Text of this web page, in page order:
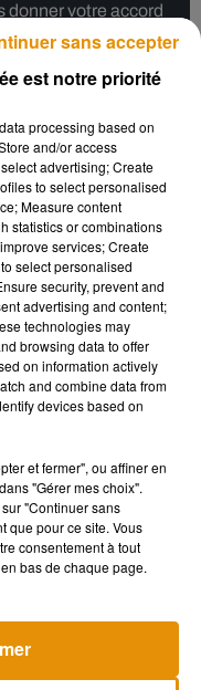
donner votre accord
ci-dessous.
7 août 2026
Angèle et
collaboration
est notre priorité
processing based on
and/or access
advertising; Create
to select personalised
Measure content
statistics or combinations
services; Create
select personalised
security, prevent and
advertising and content;
technologies may
browsing data to offer
on information actively
and combine data from
devices based on
et fermer", ou affiner en
"Gérer mes choix".
"Continuer sans
que pour ce site. Vous
consentement à tout
bas de chaque page.
sans accepter